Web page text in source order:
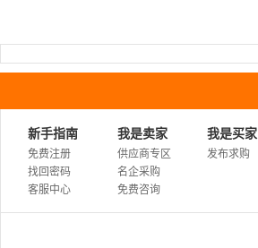
新手指南
免费注册
找回密码
客服中心
我是卖家
供应商专区
名企采购
免费咨询
我是买家
发布求购